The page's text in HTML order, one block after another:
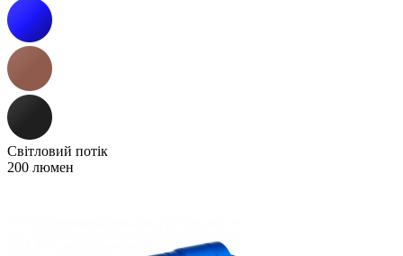
Світловий потік
200 люмен